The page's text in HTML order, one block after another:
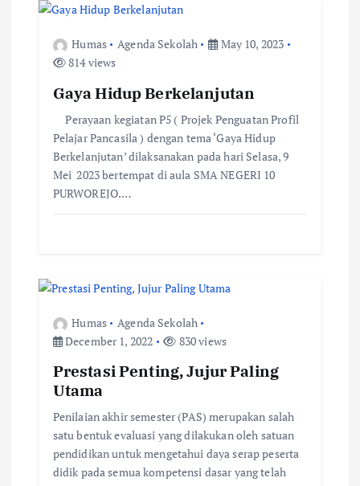
v
n
Humas Agenda Sekolah
May 10, 2023
814 views
Gaya Hidup Berkelanjutan
Perayaan kegiatan P5 ( Projek Penguatan Profil
Pelajar Pancasila ) dengan tema ‘Gaya Hidup
Berkelanjutan’ dilaksanakan pada hari Selasa, 9
Mei 2023 bertempat di aula SMA NEGERI 10
PURWOREJO.…
Humas
Agenda Sekolah
December 1, 2022
830 views
Prestasi Penting, Jujur Paling
Utama
Penilaian akhir semester (PAS) merupakan salah
satu bentuk evaluasi yang dilakukan oleh satuan
pendidikan untuk mengetahui daya serap peserta
didik pada semua kompetensi dasar yang telah